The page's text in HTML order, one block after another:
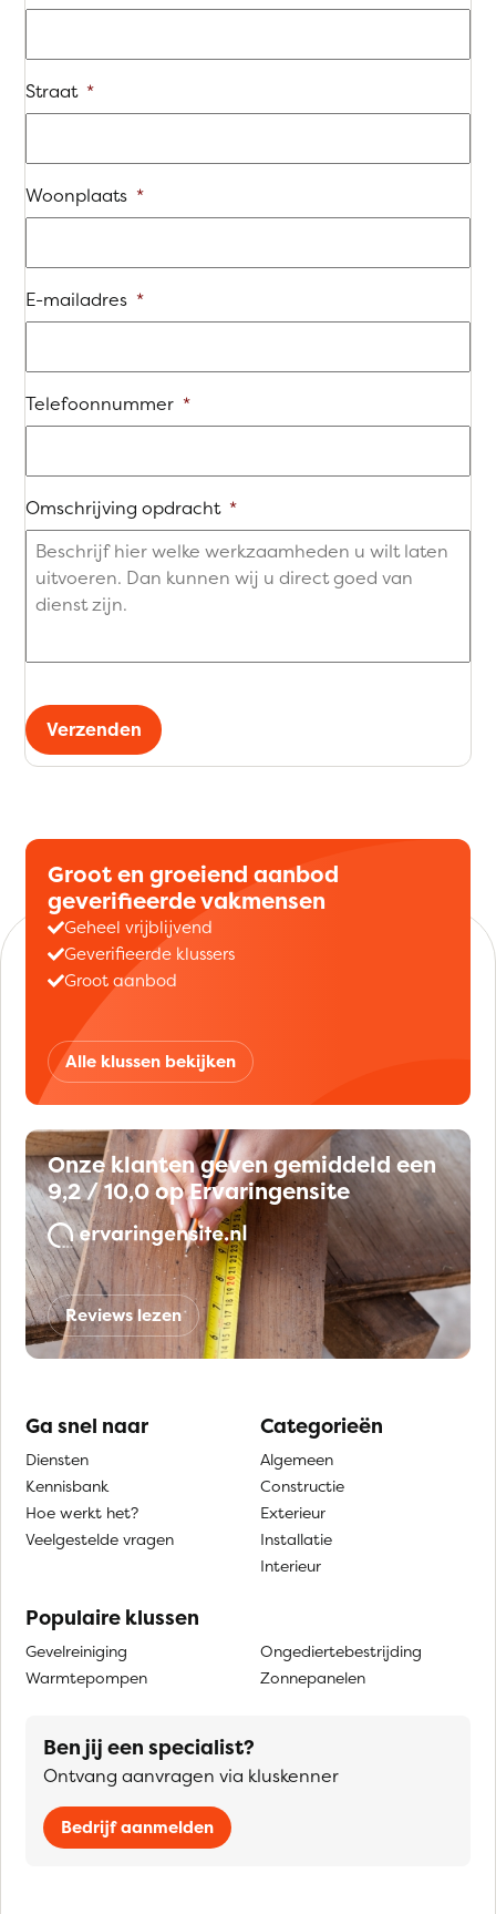
Straat *
Woonplaats *
E-mailadres *
Telefoonnummer *
Omschrijving opdracht *
Verzenden
Groot en groeiend aanbod
geverifieerde vakmensen
Geheel vrijblijvend
Geverifieerde klussers
Groot aanbod
Alle klussen bekijken
Onze klanten geven gemiddeld een
9,2 / 10,0 op Ervaringensite
Reviews lezen
Ga snel naar
Diensten
Kennisbank
Hoe werkt het?
Veelgestelde vragen
Categorieën
Algemeen
Constructie
Exterieur
Installatie
Interieur
Populaire klussen
Gevelreiniging
Warmtepompen
Ongediertebestrijding
Zonnepanelen
Ben jij een specialist?
Ontvang aanvragen via kluskenner
Bedrijf aanmelden